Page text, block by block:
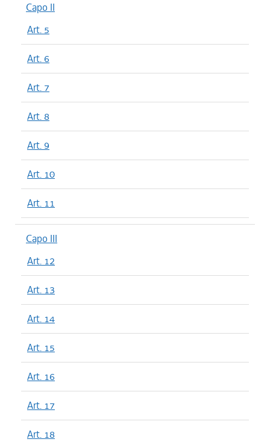
Capo II
Art. 5
Art. 6
Art. 7
Art. 8
Art. 9
Art. 10
Art. 11
Capo III
Art. 12
Art. 13
Art. 14
Art. 15
Art. 16
Art. 17
Art. 18